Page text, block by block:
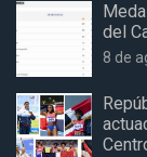
del
8 de